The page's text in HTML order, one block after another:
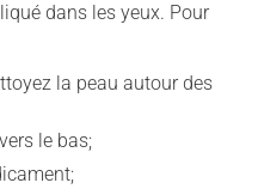
dans les yeux. Pour
la peau autour des
le bas;